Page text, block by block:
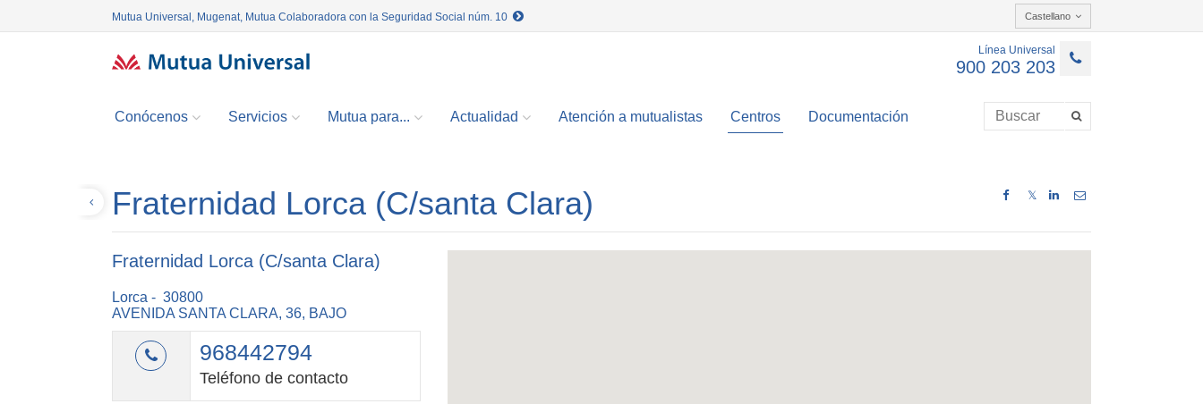
Mutua Universal, Mugenat, Mutua Colaboradora con la Seguridad Social núm. 10 Castellano
Línea Universal
900 203 203
Conócenos Servicios Mutua para... Actualidad Atención a mutualistas Centros Documentación
𝕏
Fraternidad Lorca (C/santa Clara)
Fraternidad Lorca (C/santa Clara)
Lorca - 30800
AVENIDA SANTA CLARA, 36, BAJO
968442794
Teléfono de contacto